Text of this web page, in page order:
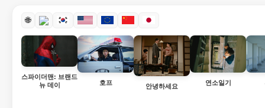
🌐
스파이더맨: 브랜드
뉴 데이
호프
안녕하세요
연소일기